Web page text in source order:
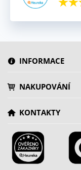
INFORMACE
NAKUPOVÁNÍ
KONTAKTY